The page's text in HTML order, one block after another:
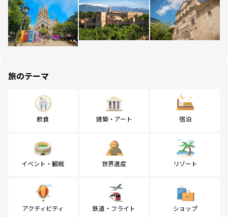
旅のテーマ
飲食 建築・アート 宿泊
イベント・観戦 世界遺産 リゾート
アクティビティ 鉄道・フライト ショップ